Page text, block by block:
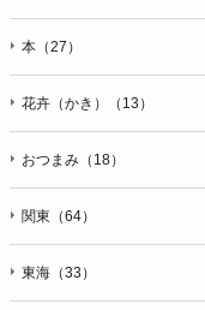
本（27）
花卉（かき）（13）
おつまみ（18）
関東（64）
東海（33）